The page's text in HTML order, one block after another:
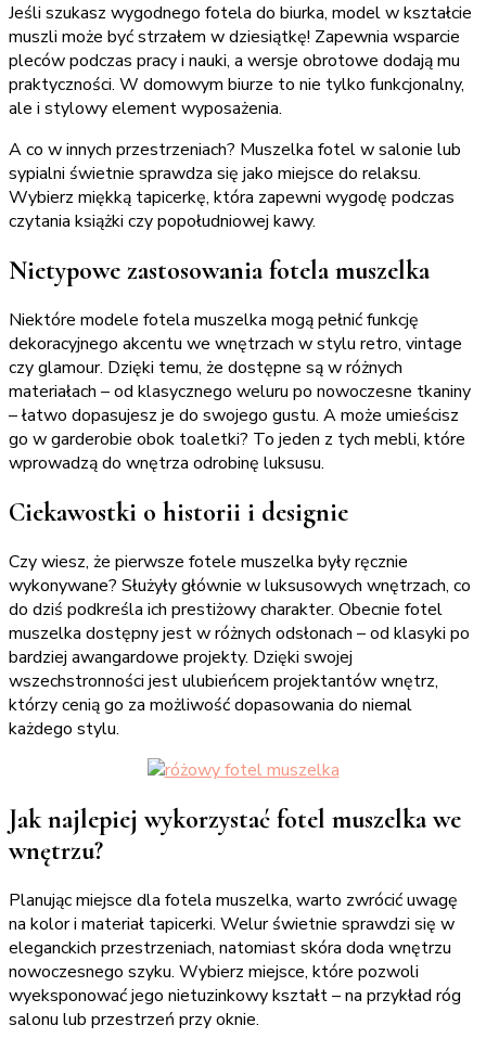
Jeśli szukasz wygodnego fotela do biurka, model w kształcie
muszli może być strzałem w dziesiątkę! Zapewnia wsparcie
pleców podczas pracy i nauki, a wersje obrotowe dodają mu
praktyczności. W domowym biurze to nie tylko funkcjonalny,
ale i stylowy element wyposażenia.
A co w innych przestrzeniach? Muszelka fotel w salonie lub
sypialni świetnie sprawdza się jako miejsce do relaksu.
Wybierz miękką tapicerkę, która zapewni wygodę podczas
czytania książki czy popołudniowej kawy.
Nietypowe zastosowania fotela muszelka
Niektóre modele fotela muszelka mogą pełnić funkcję
dekoracyjnego akcentu we wnętrzach w stylu retro, vintage
czy glamour. Dzięki temu, że dostępne są w różnych
materiałach – od klasycznego weluru po nowoczesne tkaniny
– łatwo dopasujesz je do swojego gustu. A może umieścisz
go w garderobie obok toaletki? To jeden z tych mebli, które
wprowadzą do wnętrza odrobinę luksusu.
Ciekawostki o historii i designie
Czy wiesz, że pierwsze fotele muszelka były ręcznie
wykonywane? Służyły głównie w luksusowych wnętrzach, co
do dziś podkreśla ich prestiżowy charakter. Obecnie fotel
muszelka dostępny jest w różnych odsłonach – od klasyki po
bardziej awangardowe projekty. Dzięki swojej
wszechstronności jest ulubieńcem projektantów wnętrz,
którzy cenią go za możliwość dopasowania do niemal
każdego stylu.
Jak najlepiej wykorzystać fotel muszelka we
wnętrzu?
Planując miejsce dla fotela muszelka, warto zwrócić uwagę
na kolor i materiał tapicerki. Welur świetnie sprawdzi się w
eleganckich przestrzeniach, natomiast skóra doda wnętrzu
nowoczesnego szyku. Wybierz miejsce, które pozwoli
wyeksponować jego nietuzinkowy kształt – na przykład róg
salonu lub przestrzeń przy oknie.